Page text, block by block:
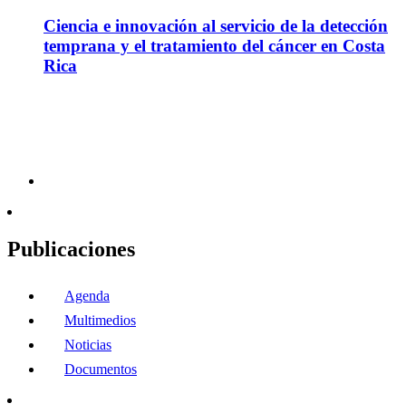
Ciencia e innovación al servicio de la detección
temprana y el tratamiento del cáncer en Costa
Rica
Publicaciones
Agenda
Multimedios
Noticias
Documentos